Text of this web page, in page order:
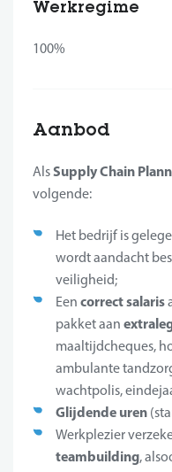
Werkregime
100%
Aanbod
AlsSupply Chain
volgende:
Het bedrijf is
wordt aandacht
veiligheid;
Een correct salaris
pakket aan
maaltijdcheques,
ambulante
wachtpolis,
Glijdende uren
Werkplezier
teambuilding,